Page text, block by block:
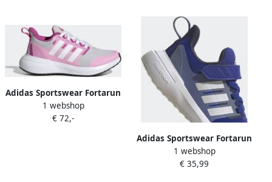
Blauw
Adidas Sportswear Fortarun
2.0 Cloudfoam Sport
Running Veterschoenen
1 webshop
€ 72,-
Adidas Sportswear Fortarun
2.0 Cloudfoam Sport
Running Schoenen met
1 webshop
€ 35,99